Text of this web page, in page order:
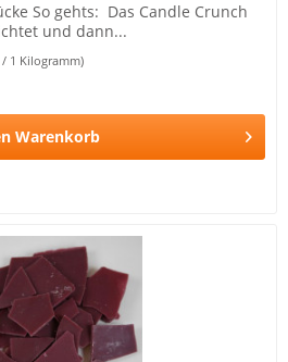
So gehts: Das Candle Crunch
und dann...
/ 1 Kilogramm)
Warenkorb